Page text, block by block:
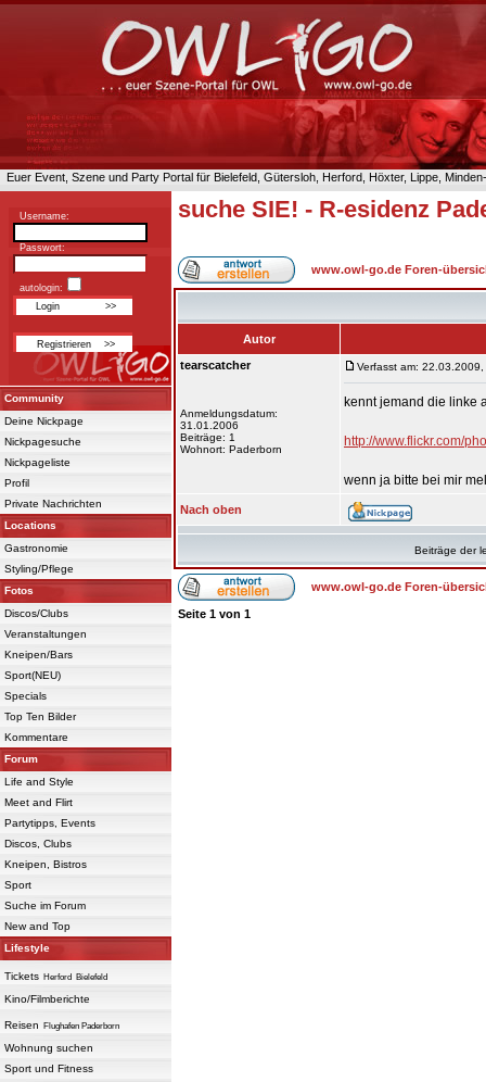
Euer Event, Szene und Party Portal für Bielefeld, Gütersloh, Herford, Höxter, Lippe,
Username:
Passwort:
autologin:
Community
Deine Nickpage
Nickpagesuche
Nickpageliste
Profil
Private Nachrichten
Locations
Gastronomie
Styling/Pflege
Fotos
Discos/Clubs
Veranstaltungen
Kneipen/Bars
Sport(NEU)
Specials
Top Ten Bilder
Kommentare
Forum
Life and Style
Meet and Flirt
Partytipps, Events
Discos, Clubs
Kneipen, Bistros
Sport
Suche im Forum
New and Top
Lifestyle
Tickets Herford Bielefeld
Kino/Filmberichte
Reisen Flughafen Paderborn
Wohnung suchen
Sport und Fitness
suche SIE! - R-esidenz
www.owl-go.de Foren-
Autor
tearscatcher
Anmeldungsdatum:
31.01.2006
Beiträge: 1
Wohnort: Paderborn
Verfasst am:
kennt jemand die linke
http://www.flickr.com/
wenn ja bitte bei mir
Nach oben
Beiträge der
www.owl-go.de Foren-
Seite 1 von 1